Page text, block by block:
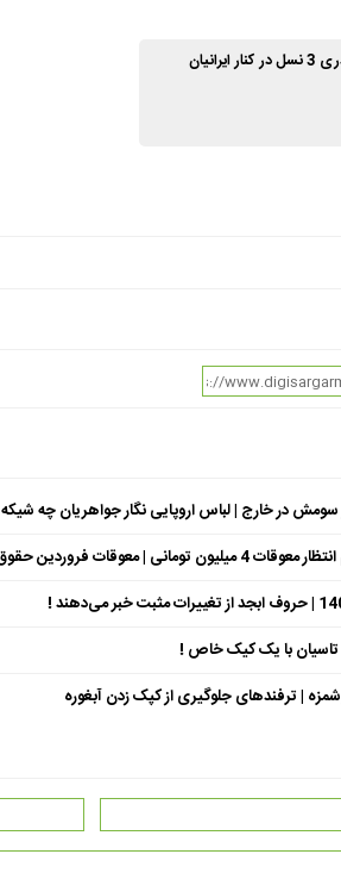
در خارج | لباس اروپایی نگار جواهریان چه شیکه
بازنشستگان کی واریز می شود ؟
تاسیان با یک کیک خاص !
| ترفندهای جلوگیری از کپک زدن آبغوره